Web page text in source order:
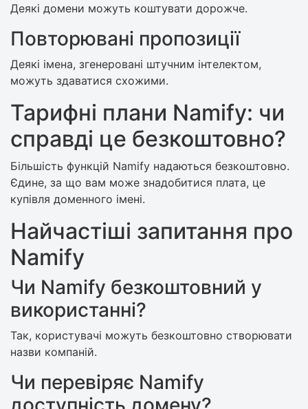
Деякі домени можуть коштувати дорожче.
Повторювані пропозиції
Деякі імена, згенеровані штучним інтелектом,
можуть здаватися схожими.
Тарифні плани Namify: чи
справді це безкоштовно?
Більшість функцій Namify надаються безкоштовно.
Єдине, за що вам може знадобитися плата, це
купівля доменного імені.
Найчастіші запитання про
Namify
Чи Namify безкоштовний у
використанні?
Так, користувачі можуть безкоштовно створювати
назви компаній.
Чи перевіряє Namify